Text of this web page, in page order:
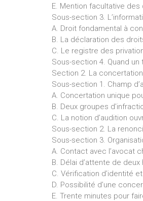
E. Mention facultative
Sous-section 3.
A. Droit fondamental à
B. La déclaration des
C. Le registre des
Sous-section 4. Quand
Section 2. La
Sous-section 1. Champ
A. Concertation unique
B. Deux groupes
C. La notion d’audition
Sous-section 2. La
Sous-section 3.
A. Contact avec l’avocat
B. Délai d’attente de deux
C. Vérification d’identité
D. Possibilité d’une
E. Trente minutes pour